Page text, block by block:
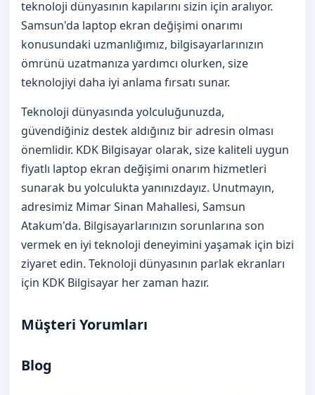
teknoloji dünyasının kapılarını sizin için aralıyor.
Samsun'da laptop ekran değişimi onarımı
konusundaki uzmanlığımız, bilgisayarlarınızın
ömrünü uzatmanıza yardımcı olurken, size
teknolojiyi daha iyi anlama fırsatı sunar.
Teknoloji dünyasında yolculuğunuzda,
güvendiğiniz destek aldığınız bir adresin olması
önemlidir. KDK Bilgisayar olarak, size kaliteli uygun
fiyatlı laptop ekran değişimi onarım hizmetleri
sunarak bu yolculukta yanınızdayız. Unutmayın,
adresimiz Mimar Sinan Mahallesi, Samsun
Atakum'da. Bilgisayarlarınızın sorunlarına son
vermek en iyi teknoloji deneyimini yaşamak için bizi
ziyaret edin. Teknoloji dünyasının parlak ekranları
için KDK Bilgisayar her zaman hazır.
Müşteri Yorumları
Blog